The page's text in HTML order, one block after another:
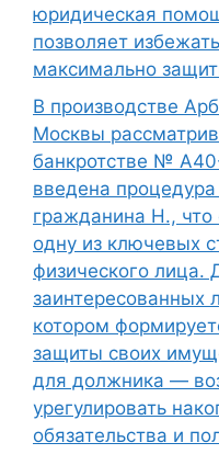
юридическая
позволяет
максимально
В производстве
Москвы
банкротстве №
введена
гражданина Н., что
одну из ключевых
физического лица.
заинтересованных
котором
защиты своих
для должника —
урегулировать
обязательства и